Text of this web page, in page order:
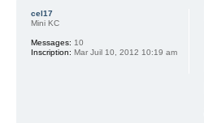
cel17
Mini KC
Messages: 10
Inscription: Mar Juil 10, 2012 10:19 am